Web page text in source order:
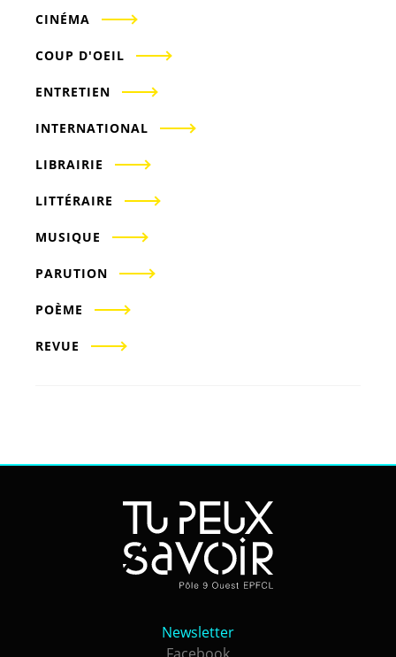
CINÉMA
COUP D'OEIL
ENTRETIEN
INTERNATIONAL
LIBRAIRIE
LITTÉRAIRE
MUSIQUE
PARUTION
POÈME
REVUE
Newsletter
Newsletter